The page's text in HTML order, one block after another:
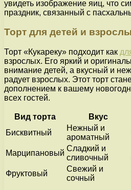
увидеть изображение яиц, что
праздник, связанный с
Торт для детей и
Торт «Кукареку» подходит как
взрослых. Его яркий и
внимание детей, а вкусный и
радует взрослых. Этот торт
дополнением к вашему
всех гостей.
Вид торта Вкус
Бисквитный
Нежный и
ароматный
Марципановый
Сладкий и
сливочный
Фруктовый
Свежий и
сочный